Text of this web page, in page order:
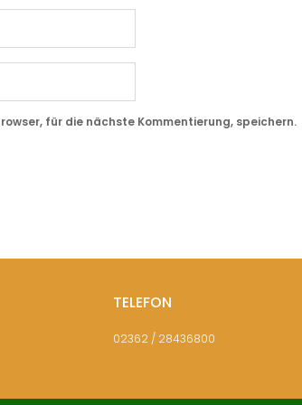
für die nächste Kommentierung, speichern.
TELEFON
02362 / 28436800